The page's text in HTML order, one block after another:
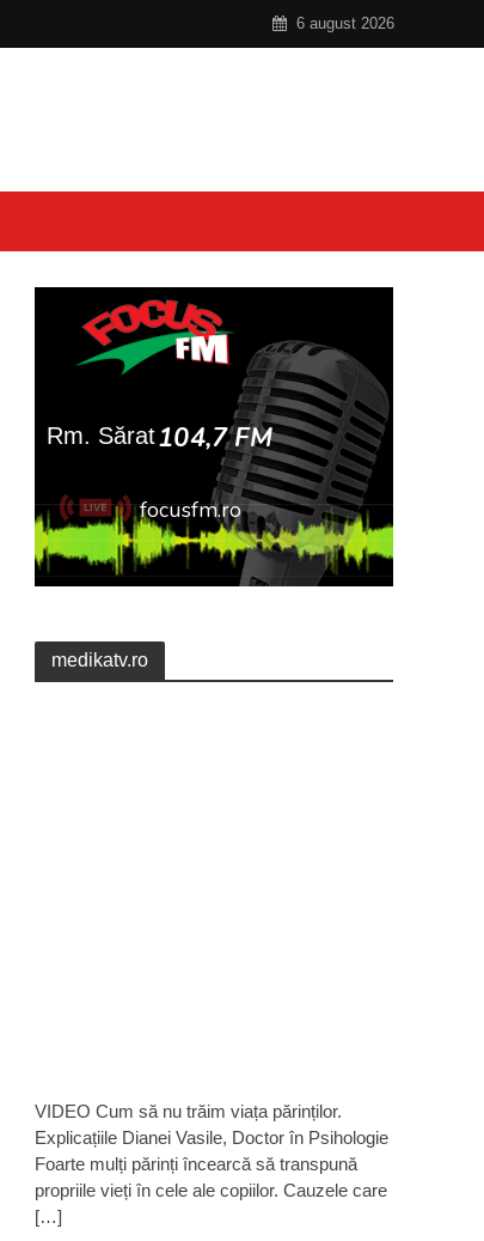
6 august 2026
medikatv.ro
VIDEO Cum să nu trăim viața părinților.
Explicațiile Dianei Vasile, Doctor în Psihologie
Foarte mulți părinți încearcă să transpună
propriile vieți în cele ale copiilor. Cauzele care
[…]